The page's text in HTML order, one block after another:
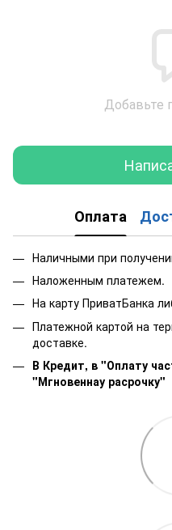
Добавьте
Оплата
Наличными при
Наложенным платежем.
На карту ПриватБанка
Платежной картой на
доставке.
В Кредит, в "Оплату
"Мгновеннау расрочку"